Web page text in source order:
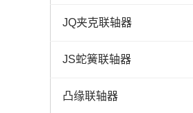
JQ夹克联轴器
JS蛇簧联轴器
凸缘联轴器